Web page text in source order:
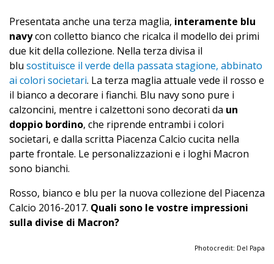
Presentata anche una terza maglia, interamente blu
navycon colletto bianco che ricalca il modello dei primi
due kit della collezione. Nella terza divisa il
blu sostituisce il verde della passata stagione, abbinato
ai colori societari. La terza maglia attuale vede il rosso e
il bianco a decorare i fianchi. Blu navy sono pure i
calzoncini, mentre i calzettoni sono decorati da un
doppio bordino, che riprende entrambi i colori
societari, e dalla scritta Piacenza Calcio cucita nella
parte frontale. Le personalizzazioni e i loghi Macron
sono bianchi.
Rosso, bianco e blu per la nuova collezione del Piacenza
Calcio 2016-2017. Quali sono le vostre impressioni
sulla divise di Macron?
Photocredit: Del Papa